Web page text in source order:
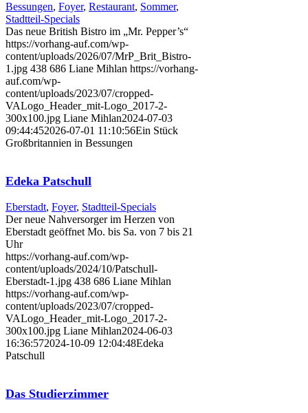
Bessungen, Foyer, Restaurant, Sommer,
Stadtteil-Specials
Das neue British Bistro im „Mr. Pepper’s“
https://vorhang-auf.com/wp-
content/uploads/2026/07/MrP_Brit_Bistro-
1.jpg 438 686 Liane Mihlan https://vorhang-
auf.com/wp-
content/uploads/2023/07/cropped-
VALogo_Header_mit-Logo_2017-2-
300x100.jpg Liane Mihlan2024-07-03
09:44:452026-07-01 11:10:56Ein Stück
Großbritannien in Bessungen
Edeka Patschull
Eberstadt, Foyer, Stadtteil-Specials
Der neue Nahversorger im Herzen von
Eberstadt geöffnet Mo. bis Sa. von 7 bis 21
Uhr
https://vorhang-auf.com/wp-
content/uploads/2024/10/Patschull-
Eberstadt-1.jpg 438 686 Liane Mihlan
https://vorhang-auf.com/wp-
content/uploads/2023/07/cropped-
VALogo_Header_mit-Logo_2017-2-
300x100.jpg Liane Mihlan2024-06-03
16:36:572024-10-09 12:04:48Edeka
Patschull
Das Studierzimmer